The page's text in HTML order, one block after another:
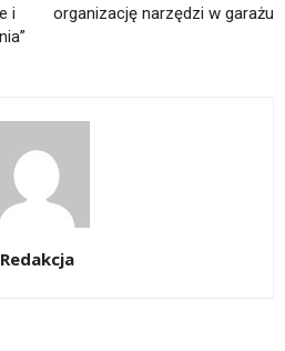
i
organizację narzędzi w garażu
Redakcja